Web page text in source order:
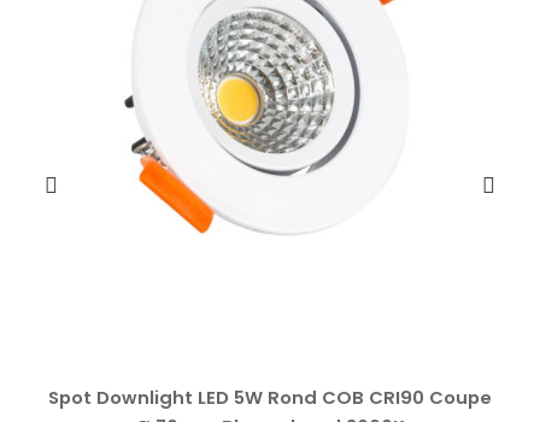
Spot Downlight LED 5W Rond COB CRI90 Coupe